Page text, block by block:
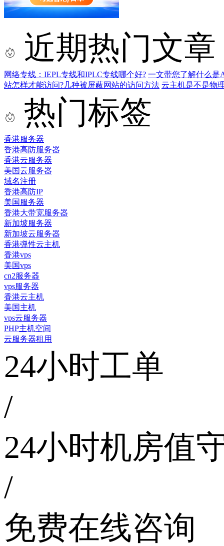
近期热门文章
网络专线：IEPL专线和IPLC专线哪个好? 一文带您了解什么是
站怎样才能访问?几种被屏蔽网站的访问方法 云主机是不是物
热门标签
香港服务器
香港高防服务器
香港云服务器
美国云服务器
域名注册
香港高防IP
美国服务器
香港大带宽服务器
新加坡服务器
新加坡云服务器
香港弹性云主机
香港vps
美国vps
cn2服务器
vps服务器
香港云主机
美国主机
vps云服务器
PHP主机空间
云服务器租用
24小时工单
/
24小时机房值
/
免费在线咨询